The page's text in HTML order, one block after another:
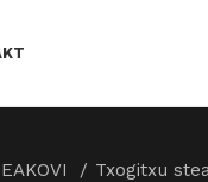
Txogitxu